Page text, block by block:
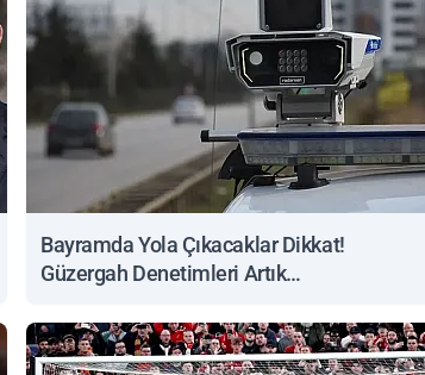
Bayramda Yola Çıkacaklar Dikkat!
Güzergah Denetimleri Artık